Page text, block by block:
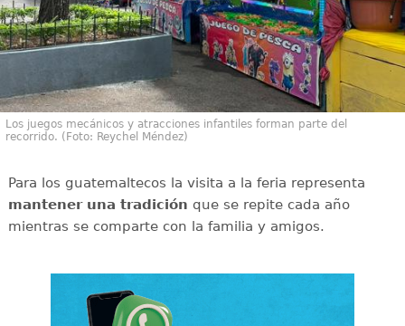
Los juegos mecánicos y atracciones infantiles forman parte del
recorrido. (Foto: Reychel Méndez)
Para los guatemaltecos la visita a la feria representa
mantener una tradición que se repite cada año
mientras se comparte con la familia y amigos.